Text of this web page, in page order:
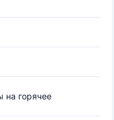
на горячее